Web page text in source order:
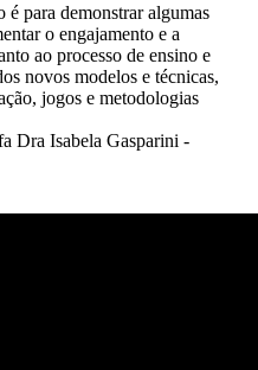
é para demonstrar algumas
o engajamento e a
ao processo de ensino e
novos modelos e técnicas,
jogos e metodologias
Dra Isabela Gasparini -